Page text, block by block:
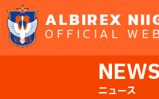
ALBIREX
OFFICIAL
NEWS
ニュース